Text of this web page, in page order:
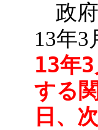
政府
13年
13年
する
日、